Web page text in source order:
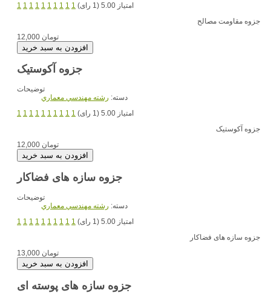
1 1 1 1 1 1 1 1 1 1
امتیاز 5.00 (1 رای)
جزوه مقاومت مصالح
12,000 تومان
جزوه آکوستیک
توضیحات
دسته: رشته مهندسي معماري
1 1 1 1 1 1 1 1 1 1
امتیاز 5.00 (1 رای)
جزوه آکوستیک
12,000 تومان
جزوه سازه های فضاکار
توضیحات
دسته: رشته مهندسي معماري
1 1 1 1 1 1 1 1 1 1
امتیاز 5.00 (1 رای)
جزوه سازه های فضاکار
13,000 تومان
جزوه سازه های پوسته ای